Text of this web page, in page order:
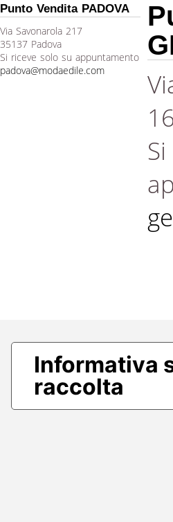
Punto Vendita PADOVA
Via Savonarola 217
35137 Padova
Si riceve solo su appuntamento
padova@modaedile.com
Informativa
raccolta